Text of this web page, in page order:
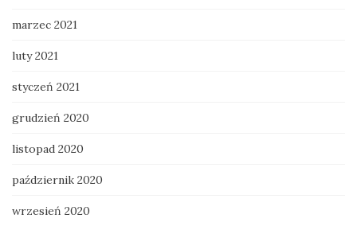
marzec 2021
luty 2021
styczeń 2021
grudzień 2020
listopad 2020
październik 2020
wrzesień 2020